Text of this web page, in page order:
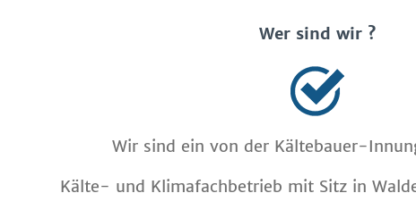
Wer sind wir ?
Wir sind ein von der Kältebauer-
Kälte- und Klimafachbetrieb mit Sitz in